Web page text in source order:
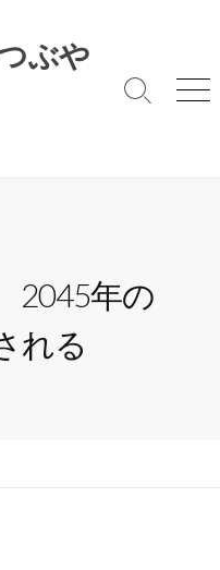
ぶや
検
メ
2045年の
れる